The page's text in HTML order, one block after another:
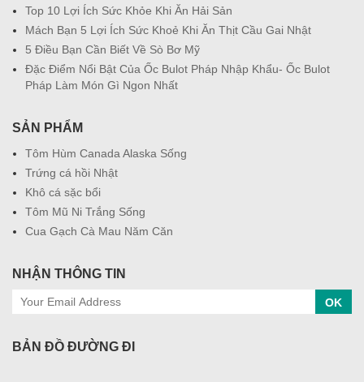
Top 10 Lợi Ích Sức Khỏe Khi Ăn Hải Sản
Mách Bạn 5 Lợi Ích Sức Khoẻ Khi Ăn Thịt Cầu Gai Nhật
5 Điều Bạn Cần Biết Về Sò Bơ Mỹ
Đặc Điểm Nổi Bật Của Ốc Bulot Pháp Nhập Khẩu- Ốc Bulot
Pháp Làm Món Gì Ngon Nhất
SẢN PHẨM
Tôm Hùm Canada Alaska Sống
Trứng cá hồi Nhật
Khô cá sặc bổi
Tôm Mũ Ni Trắng Sống
Cua Gạch Cà Mau Năm Căn
NHẬN THÔNG TIN
OK
BẢN ĐỒ ĐƯỜNG ĐI